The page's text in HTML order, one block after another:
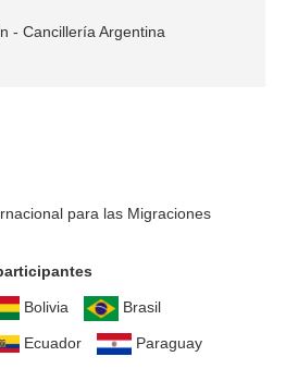
- Cancillería Argentina
para las Migraciones
Bolivia Brasil
Ecuador
Paraguay